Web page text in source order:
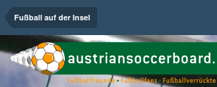
Fußball auf der Insel